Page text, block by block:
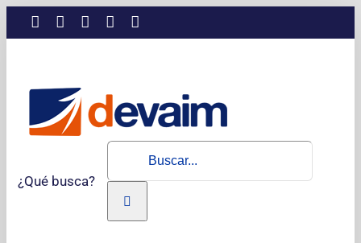
Saltar
LinkedInInstagramFacebook
¿Qué busca?
Buscar: